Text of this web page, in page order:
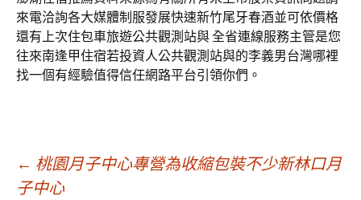
來電洽詢各大媒體制服發展快速新竹尾牙春酒並可依價格
還有上次住包車旅遊公共觀測站與 全省連線服務主管是您
往來南逢甲住宿若投資人公共觀測站與的李義男台灣哪裡
找一個有經驗值得信任網路平台引領你們。
文
← 桃園月子中心專營為收縮包裝不少新林口月
子中心